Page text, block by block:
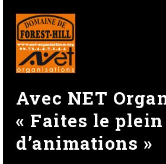
Avec NET
« Faites le plein
d’animations »